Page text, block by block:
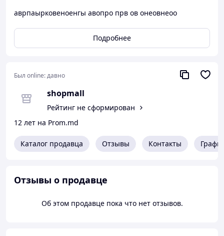
аврпаырковеноенгы авопро прв ов онеовнеоо
Подробнее
Был online:давно
shopmall
Рейтинг не сформирован
12 лет на Prom.md
Каталог продавца Отзывы Контакты
Отзывы о продавце
Об этом продавце пока что нет отзывов.